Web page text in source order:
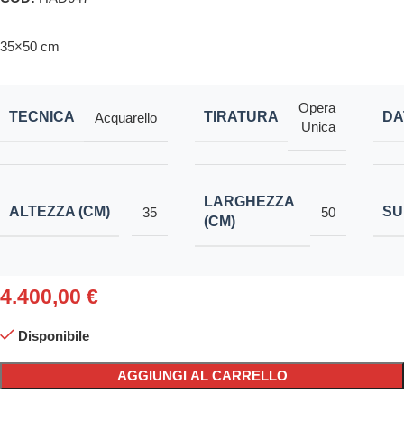
35×50 cm
TECNICA Acquarello TIRATURA
Opera
Unica
ALTEZZA (CM) 35
LARGHEZZA
(CM)
50
4.400,00 €
Disponibile
AGGIUNGI AL CARRELLO